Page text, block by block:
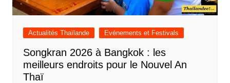
Actualités Thaïlande Evénements et Festivals
Songkran 2026 à Bangkok : les
meilleurs endroits pour le Nouvel An
Thaï